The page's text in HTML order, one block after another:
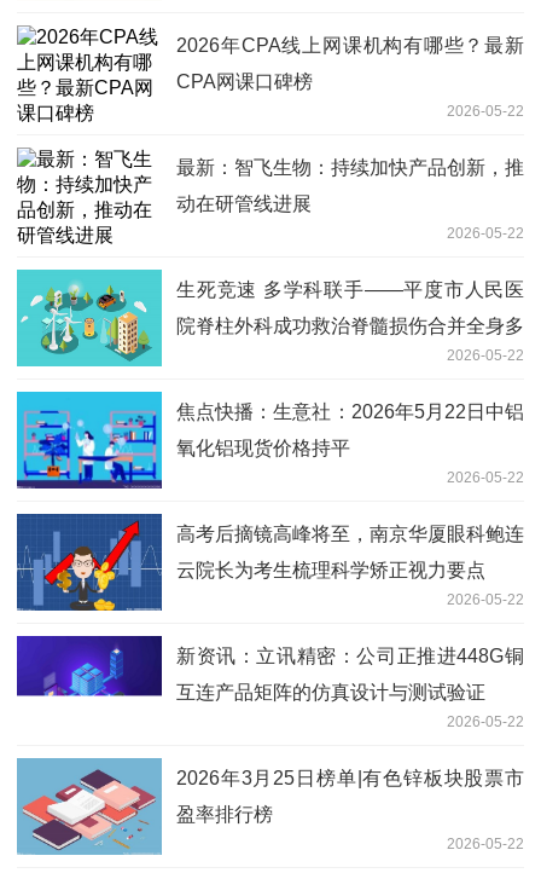
2026年CPA线上网课机构有哪些？最新
CPA网课口碑榜
2026-05-22
最新：智飞生物：持续加快产品创新，推
动在研管线进展
2026-05-22
生死竞速 多学科联手——平度市人民医
院脊柱外科成功救治脊髓损伤合并全身多
2026-05-22
焦点快播：生意社：2026年5月22日中铝
氧化铝现货价格持平
2026-05-22
高考后摘镜高峰将至，南京华厦眼科鲍连
云院长为考生梳理科学矫正视力要点
2026-05-22
新资讯：立讯精密：公司正推进448G铜
互连产品矩阵的仿真设计与测试验证
2026-05-22
2026年3月25日榜单|有色锌板块股票市
盈率排行榜
2026-05-22